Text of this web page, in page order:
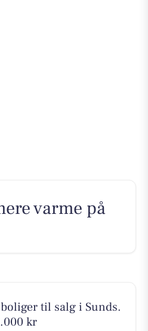
varme på
til salg i Sunds.
kr